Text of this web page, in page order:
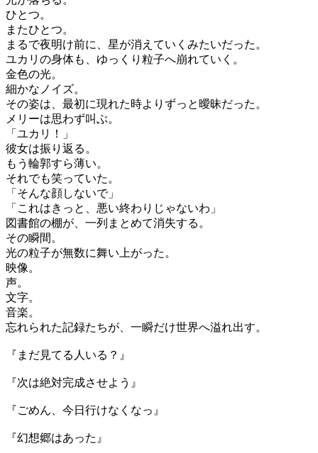
ひとつ。
またひとつ。
まるで夜明け前に、星が消えていくみたいだった。
ユカリの身体も、ゆっくり粒子へ崩れていく。
金色の光。
細かなノイズ。
その姿は、最初に現れた時よりずっと曖昧だった。
メリーは思わず叫ぶ。
「ユカリ！」
彼女は振り返る。
もう輪郭すら薄い。
それでも笑っていた。
「そんな顔しないで」
「これはきっと、悪い終わりじゃないわ」
図書館の棚が、一列まとめて消失する。
その瞬間。
光の粒子が無数に舞い上がった。
映像。
声。
文字。
音楽。
忘れられた記録たちが、一瞬だけ世界へ溢れ出す。
『まだ見てる人いる？』
『次は絶対完成させよう』
『ごめん、今日行けなくなっ』
『幻想郷はあった』